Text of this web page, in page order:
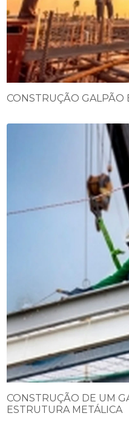
CONSTRUÇÃO GALPÃO
CONSTRUÇÃO DE UM
ESTRUTURA METÁLICA